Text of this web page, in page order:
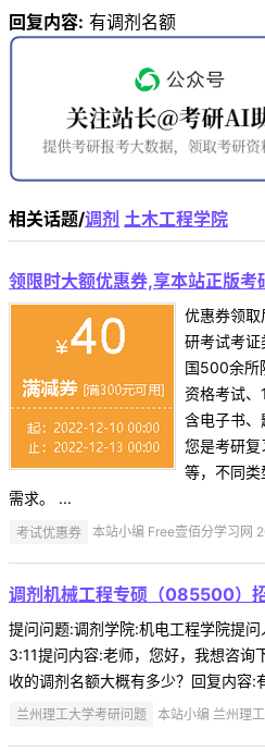
回复内容: 有调剂名额
相关话题/调剂 土木工程学院
领限时大额优惠券,享本站正版考
优惠券领
研考试考
国500余所
资格考试
含电子书
您是考研复
等，不同类
需求。 ...
考试优惠券 本站小编 Free壹佰分学习网
调剂机械工程专硕（085500）
提问问题:调剂学院:机电工程学院提
3:11提问内容:老师，您好，我想咨
收的调剂名额大概有多少？回复内容:
兰州理工大学考研问题 本站小编 兰州理